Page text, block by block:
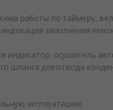
работы по таймеру,
заполнения
индикатор, осушитель
шланга для отвода
эксплуатацию.